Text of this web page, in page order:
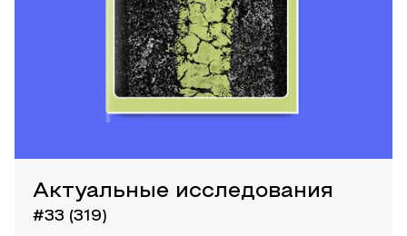
Актуальные исследования
#33 (319)